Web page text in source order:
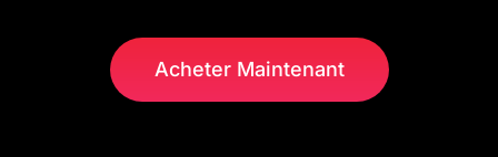
Acheter Maintenant